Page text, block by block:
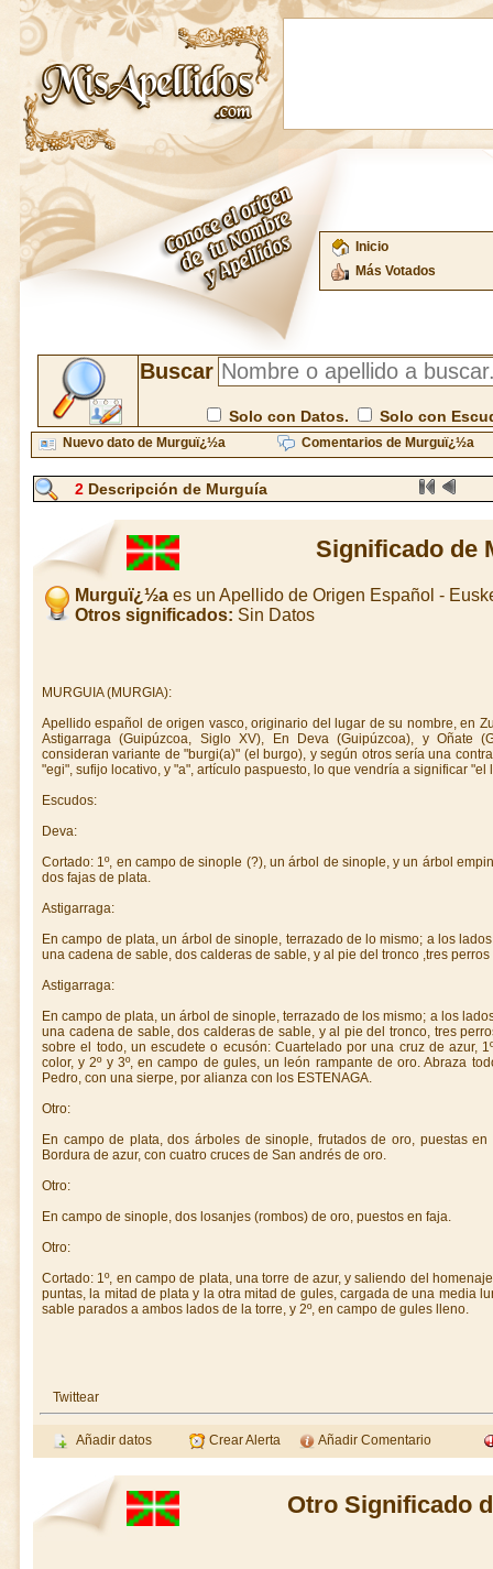
Inicio
Más Votados
Buscar
Solo con Datos. Solo con
Nuevo dato de Murguï¿½a Comentarios de Murguï¿½a
2Descripción de Murguía
Significado de
Murguï¿½a es un Apellido de Origen Español -
Otros significados: Sin Datos
MURGUIA (MURGIA):
Apellido español de origen vasco, originario del lugar de su nombre, en
Astigarraga (Guipúzcoa, Siglo XV), En Deva (Guipúzcoa), y Oñate
consideran variante de "burgi(a)" (el burgo), y según otros sería una
"egi", sufijo locativo, y "a", artículo paspuesto, lo que vendría a significar "el
Escudos:
Deva:
Cortado: 1º, en campo de sinople (?), un árbol de sinople, y un árbol
dos fajas de plata.
Astigarraga:
En campo de plata, un árbol de sinople, terrazado de lo mismo; a los
una cadena de sable, dos calderas de sable, y al pie del tronco ,tres
Astigarraga:
En campo de plata, un árbol de sinople, terrazado de los mismo; a los
una cadena de sable, dos calderas de sable, y al pie del tronco, tres
sobre el todo, un escudete o ecusón: Cuartelado por una cruz de azur,
color, y 2º y 3º, en campo de gules, un león rampante de oro. Abraza
Pedro, con una sierpe, por alianza con los ESTENAGA.
Otro:
En campo de plata, dos árboles de sinople, frutados de oro, puestas
Bordura de azur, con cuatro cruces de San andrés de oro.
Otro:
En campo de sinople, dos losanjes (rombos) de oro, puestos en faja.
Otro:
Cortado: 1º, en campo de plata, una torre de azur, y saliendo del
puntas, la mitad de plata y la otra mitad de gules, cargada de una media
sable parados a ambos lados de la torre, y 2º, en campo de gules lleno.
Twittear
Añadir datos Crear Alerta Añadir Comentario
Otro Significado